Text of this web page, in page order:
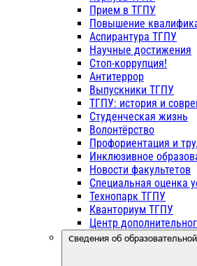
Прием в ТГПУ
Повышение
Аспирантура ТГПУ
Научные достижения
Стоп-коррупция!
Антитеррор
Выпускники ТГПУ
ТГПУ: история и
Студенческая жизнь
Волонтёрство
Профориентация и
Инклюзивное
Новости факультетов
Специальная оценка
Технопарк ТГПУ
Кванториум ТГПУ
Центр
Сведения об